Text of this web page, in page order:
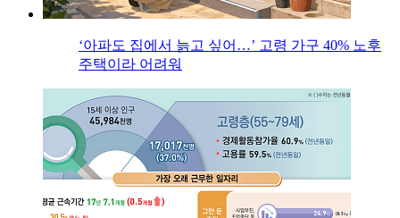
‘아파도 집에서 늙고 싶어…’ 고령 가구 40% 노후
주택이라 어려워